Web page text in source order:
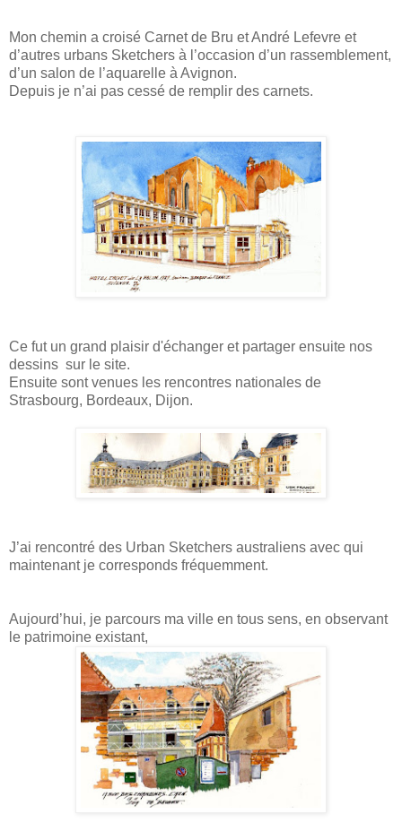
Mon chemin a croisé Carnet de Bru et André Lefevre et
d’autres urbans Sketchers à l’occasion d’un rassemblement,
d’un salon de l’aquarelle à Avignon.
Depuis je n’ai pas cessé de remplir des carnets.
Ce fut un grand plaisir d'échanger et partager ensuite nos
dessins sur le site.
Ensuite sont venues les rencontres nationales de
Strasbourg, Bordeaux, Dijon.
J’ai rencontré des Urban Sketchers australiens avec qui
maintenant je corresponds fréquemment.
Aujourd’hui, je parcours ma ville en tous sens, en observant
le patrimoine existant,